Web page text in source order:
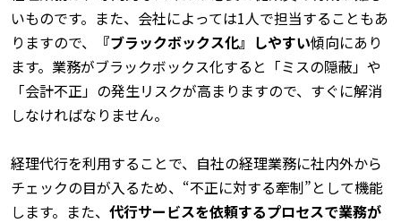
いものです。また、会社によっては1人で担当することもあ
りますので、
『ブラックボックス化』しやすい傾向にあり
ます。業務がブラックボックス化すると「ミスの隠蔽」や
「会計不正」の発生リスクが高まりますので、すぐに解消
しなければなりません。
経理代行を利用することで、自社の経理業務に社内外から
チェックの目が入るため、“不正に対する牽制”として機能
します。また、 代行サービスを依頼するプロセスで業務が